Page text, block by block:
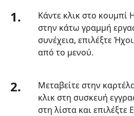
1.
Κάντε κλικ στο κουμπί
στην κάτω γραμμή
συνέχεια, επιλέξτε
από το μενού.
2.
Μεταβείτε στην
κλικ στη συσκευή
στη λίστα και επιλέξτε